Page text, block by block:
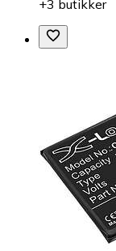
+3 butikker